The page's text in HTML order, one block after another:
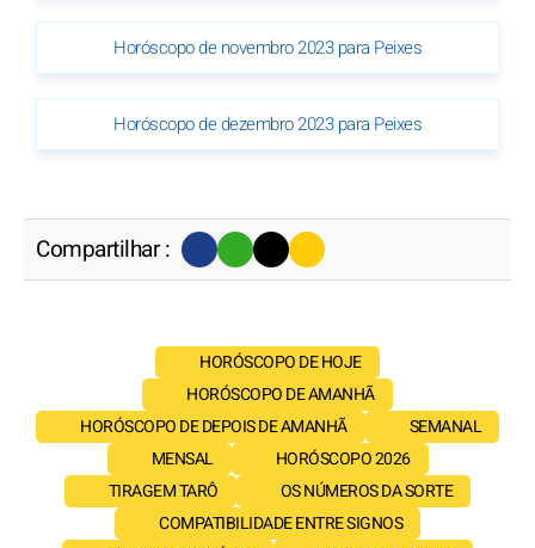
Horóscopo de novembro 2023 para Peixes
Horóscopo de dezembro 2023 para Peixes
Compartilhar :
HORÓSCOPO DE HOJE
HORÓSCOPO DE AMANHÃ
HORÓSCOPO DE DEPOIS DE AMANHÃ
SEMANAL
MENSAL
HORÓSCOPO 2026
TIRAGEM TARÔ
OS NÚMEROS DA SORTE
COMPATIBILIDADE ENTRE SIGNOS